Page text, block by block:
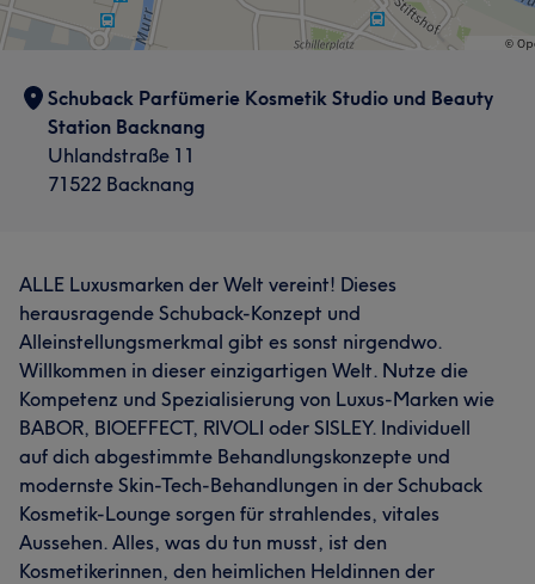
Schuback Parfümerie Kosmetik Studio und Beauty
Station Backnang
Uhlandstraße 11
71522 Backnang
ALLE Luxusmarken der Welt vereint! Dieses
herausragende Schuback-Konzept und
Alleinstellungsmerkmal gibt es sonst nirgendwo.
Willkommen in dieser einzigartigen Welt. Nutze die
Kompetenz und Spezialisierung von Luxus-Marken wie
BABOR, BIOEFFECT, RIVOLI oder SISLEY. Individuell
auf dich abgestimmte Behandlungskonzepte und
modernste Skin-Tech-Behandlungen in der Schuback
Kosmetik-Lounge sorgen für strahlendes, vitales
Aussehen. Alles, was du tun musst, ist den
Kosmetikerinnen, den heimlichen Heldinnen der